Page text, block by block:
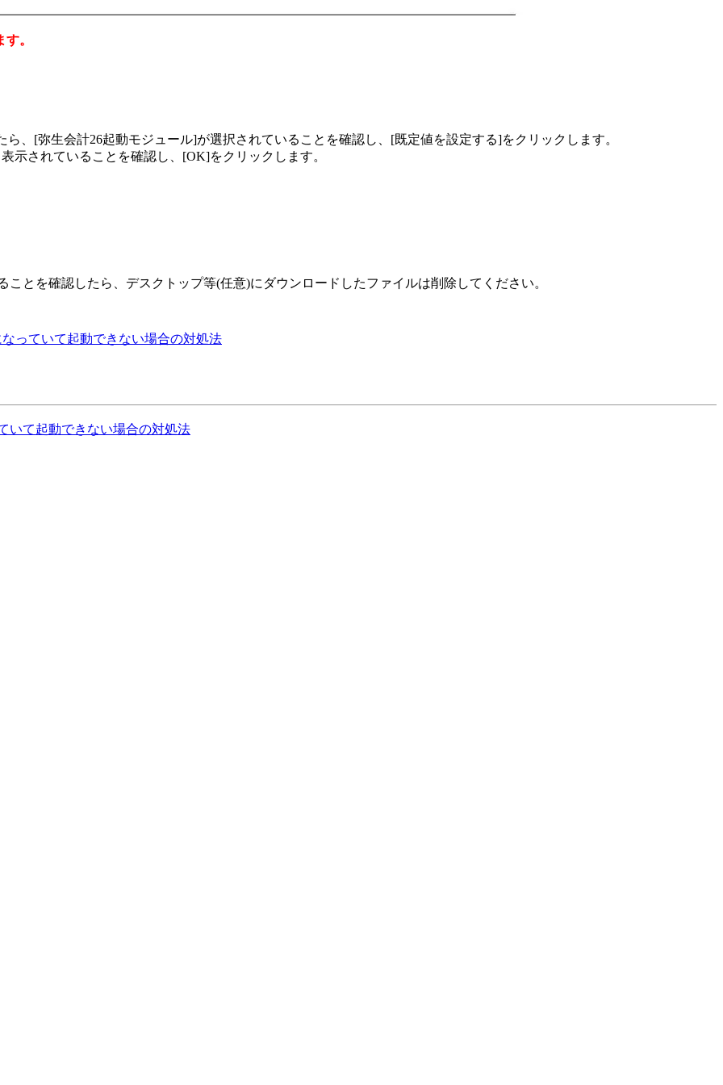
。
、[弥生会計26起動モジュール]が選択されていることを確認し、[既定値を設定する]をクリックします。
示されていることを確認し、[OK]をクリックします。
とを確認したら、デスクトップ等(任意)にダウンロードしたファイルは削除してください。
っていて起動できない場合の対処法
いて起動できない場合の対処法